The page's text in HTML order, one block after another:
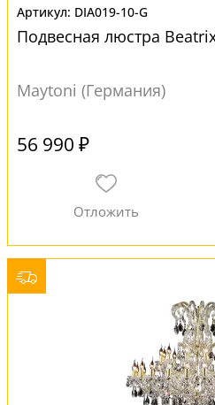
DIA019-10-G
Подвесная люстра
Maytoni (Германия)
56 990 ₽